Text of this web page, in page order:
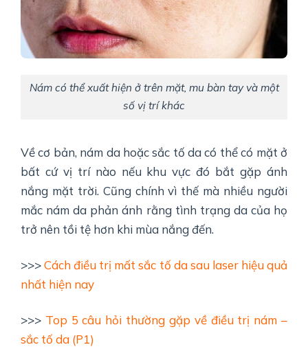
Nám có thể xuất hiện ở trên mặt, mu bàn tay và một
số vị trí khác
Về cơ bản, nám da hoặc sắc tố da có thể có mặt ở
bất cứ vị trí nào nếu khu vực đó bắt gặp ánh
nắng mặt trời. Cũng chính vì thế mà nhiều người
mắc nám da phản ánh rằng tình trạng da của họ
trở nên tồi tệ hơn khi mùa nắng đến.
>>>Cách điều trị mất sắc tố da sau laser hiệu quả
nhất hiện nay
>>> Top 5 câu hỏi thường gặp về điều trị nám –
sắc tố da (P1)